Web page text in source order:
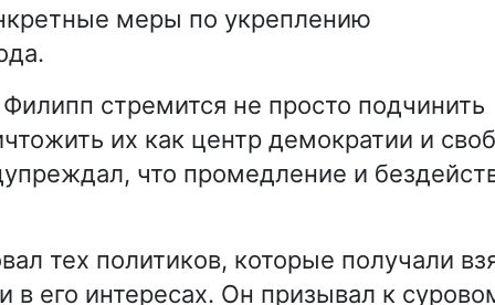
меры по укреплению
стремится не просто подчинить
их как центр демократии и
что промедление и
тех политиков, которые получали
в его интересах. Он призывал к